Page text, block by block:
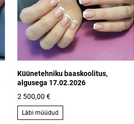
Küünetehniku baaskoolitus,
algusega 17.02.2026
2 500,00 €
Läbi müüdud